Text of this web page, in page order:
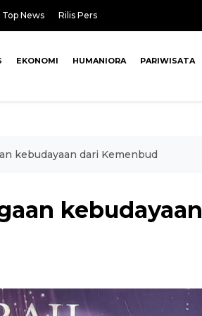
Top News Rilis Pers
EKONOMI HUMANIORA PARIWISATA
kebudayaan dari Kemenbud
kebudayaan